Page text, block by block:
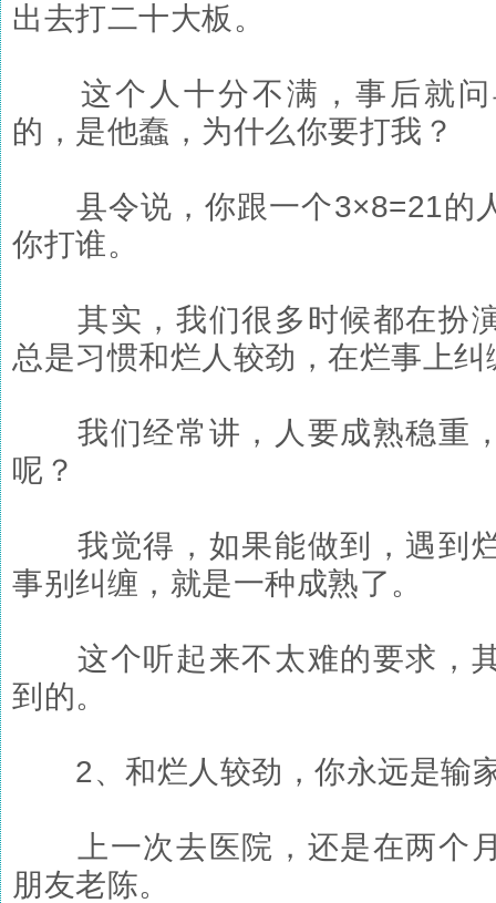
出去打二十大板。
这个人十分不满，事后就问
的，是他蠢，为什么你要打我？
县令说，你跟一个3×8=21的
你打谁。
其实，我们很多时候都在扮
总是习惯和烂人较劲，在烂事上纠
我们经常讲，人要成熟稳重
呢？
我觉得，如果能做到，遇到
事别纠缠，就是一种成熟了。
这个听起来不太难的要求，
到的。
2、和烂人较劲，你永远是输
上一次去医院，还是在两个
朋友老陈。